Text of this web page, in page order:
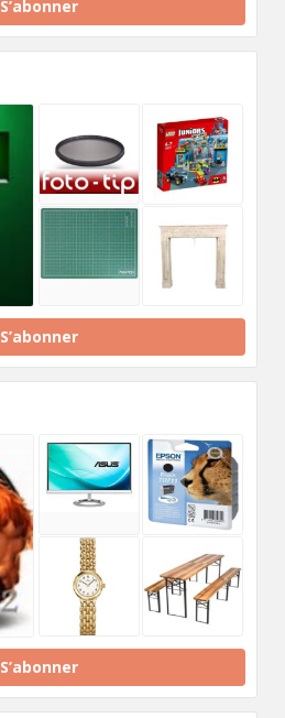
S’abonner
S’abonner
S’abonner